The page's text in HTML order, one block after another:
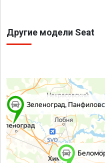
Другие модели Seat